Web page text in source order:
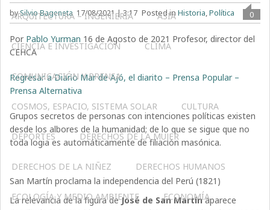
ARQUITECTURA – INGENIERIA ASIA
CIENCIA E INVESTIGACIÓN CLIMA
COMUNICACIÓN Y PRENSA
COSMOS, ESPACIO, SISTEMA SOLAR CULTURA
DEPORTES DERECHOS DE LA MUJER
DERECHOS DE LA NIÑEZ DERECHOS HUMANOS
ECOLOGÍA Y MEDIO AMBIENTE ECONOMÍA
bySilvio Bageneta 17/08/2021 | 3:17 0
Posted in Historia,Política
Por Pablo Yurman 16 de Agosto de 2021 Profesor, director del
CEHCA
Regresar a Diario Mar de Ajó, el diarito – Prensa Popular –
Prensa Alternativa
Grupos secretos de personas con intenciones políticas existen
desde los albores de la humanidad; de lo que se sigue que no
toda logia es automáticamente de filiación masónica.
San Martín proclama la independencia del Perú (1821)
La relevancia de la figura deJosé de San Martínaparece